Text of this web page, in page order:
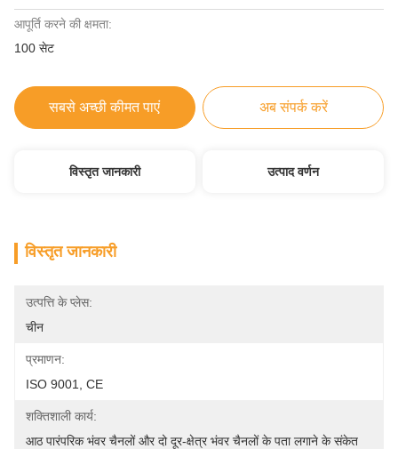
आपूर्ति करने की क्षमता:
100 सेट
सबसे अच्छी कीमत पाएं अब संपर्क करें
विस्तृत जानकारी उत्पाद वर्णन
विस्तृत जानकारी
उत्पत्ति के प्लेस:
चीन
प्रमाणन:
ISO 9001, CE
शक्तिशाली कार्य:
आठ पारंपरिक भंवर चैनलों और दो दूर-क्षेत्र भंवर चैनलों के पता लगाने के संकेत